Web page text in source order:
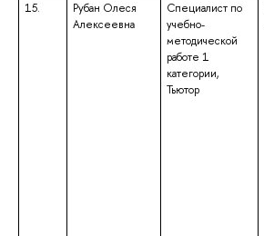
15.
Рубан Олеся
Алексеевна
Специалист по
учебно-
методической
работе 1
категории,
Тьютор